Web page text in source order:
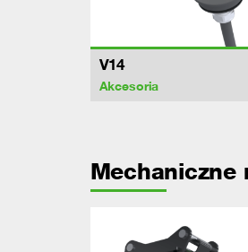
V14
Akcesoria
Mechaniczne